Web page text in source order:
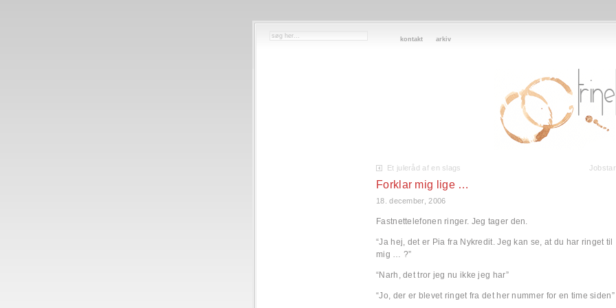
kontakt arkiv
Et juleråd af en slags
Forklar mig lige …
18. december, 2006
Fastnettelefonen ringer. Jeg tager den.
“Ja hej, det er Pia fra Nykredit. Jeg kan se, at du har ringet til
mig … ?”
“Narh, det tror jeg nu ikke jeg har”
“Jo, der er blevet ringet fra det her nummer for en time siden”